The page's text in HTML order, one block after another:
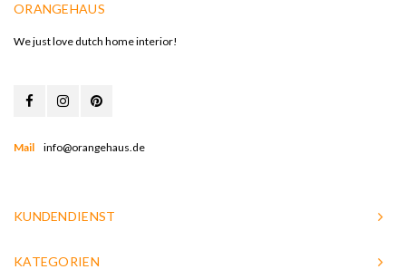
ORANGEHAUS
We just love dutch home interior!
Mail info@orangehaus.de
KUNDENDIENST
KATEGORIEN